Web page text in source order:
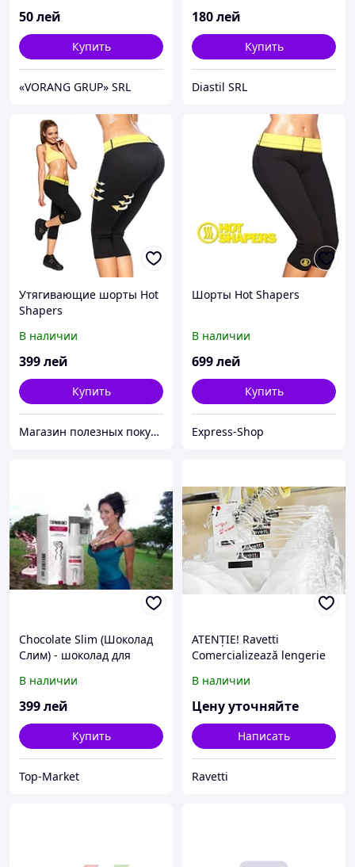
50лей
Купить
«VORANG GRUP» SRL
180лей
Купить
Diastil SRL
Утягивающие шорты Hot
Shapers
В наличии
399лей
Купить
Магазин полезных покупок "Goodbuy"
Шорты Hot Shapers
В наличии
699лей
Купить
Express-Shop
Chocolate Slim (Шоколад
Слим) - шоколад для
В наличии
399лей
Купить
Top-Market
ATENȚIE! Ravetti
Comercializează lengerie
В наличии
Цену уточняйте
Написать
Ravetti